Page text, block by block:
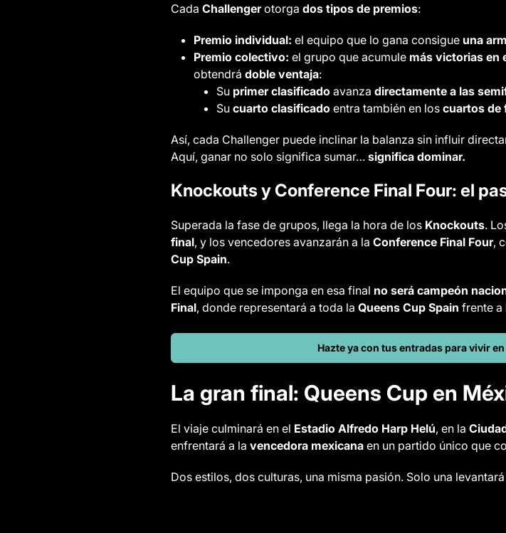
Cada Challengerotorga dos tipos de premios:
Premio individual: el equipo que lo gana consigue una
Premio colectivo: el grupo que acumule más victorias en
obtendrá doble ventaja:
Su primer clasificado avanza directamente a las
Su cuarto clasificado entra también en los cuartos de
Así, cada Challenger puede inclinar la balanza sin influir
Aquí, ganar no solo significa sumar… significa dominar.
Knockouts y Conference Final Four: el
Superada la fase de grupos, llega la hora de los Knockouts.
final, y los vencedores avanzarán a la Conference Final Four,
Cup Spain.
El equipo que se imponga en esa final no será campeón
Final, donde representará a toda la Queens Cup Spain frente a
Hazte ya con tus entradas para vivir
La gran final: Queens Cup en
El viaje culminará en el Estadio Alfredo Harp Helú, en la
enfrentará a la vencedora mexicana en un partido único que
Dos estilos, dos culturas, una misma pasión. Solo una